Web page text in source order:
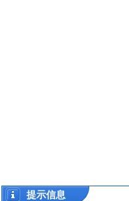
提示信息